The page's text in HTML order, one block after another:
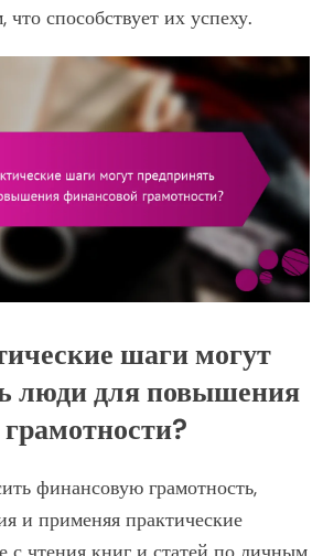
способствует их успеху.
шаги могут
люди для повышения
финансовую грамотность,
и применяя практические